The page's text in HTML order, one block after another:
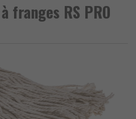
franges RS PRO